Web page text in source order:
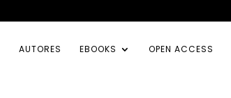
AUTORES EBOOKS OPEN ACCESS